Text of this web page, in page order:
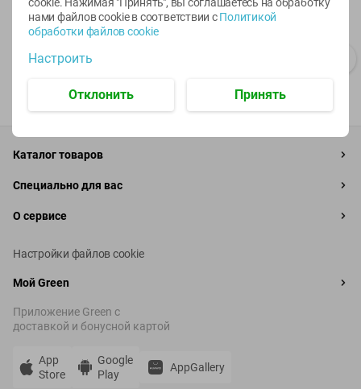
Каталог товаров
Специально для вас
О сервисе
Настройки файлов cookie
Мой Green
Приложение Green c
доставкой и бонусной картой
App
Store
Google
Play
AppGallery
нами файлов cookie в соответствии с Политикой
обработки файлов cookie
Настроить
Отклонить Принять